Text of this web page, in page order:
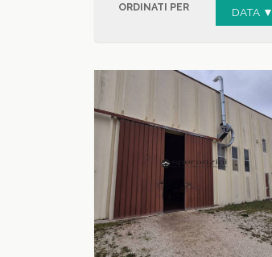
ORDINATI PER DATA ▼